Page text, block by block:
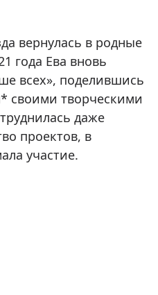
вернулась в родные
года Ева вновь
всех», поделившись
своими творческими
даже
проектов, в
участие.